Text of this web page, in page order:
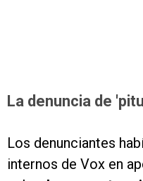
La denuncia de
Los denunciantes
internos de Vox en